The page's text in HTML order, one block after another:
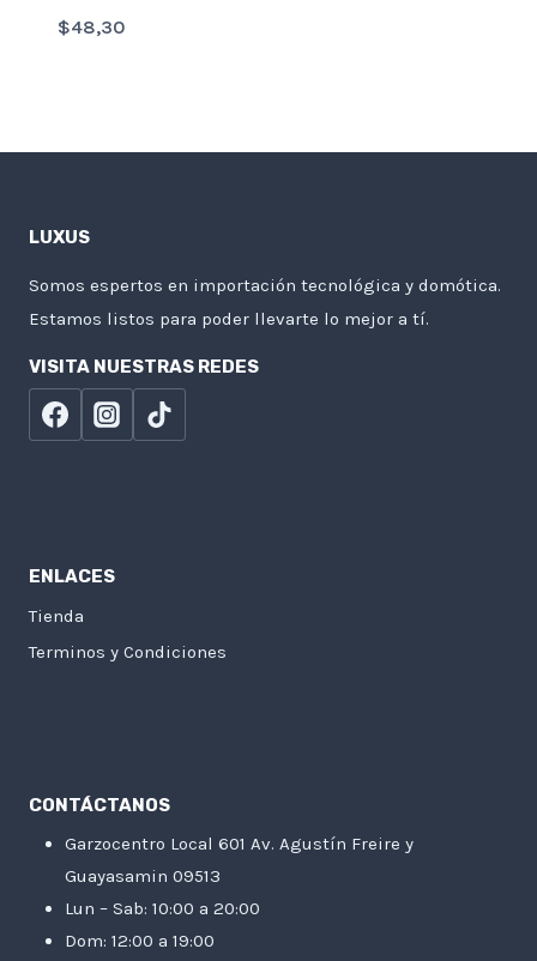
$48,30
LUXUS
Somos espertos en importación tecnológica y domótica.
Estamos listos para poder llevarte lo mejor a tí.
VISITA NUESTRAS REDES
ENLACES
Tienda
Terminos y Condiciones
CONTÁCTANOS
Garzocentro Local 601 Av. Agustín Freire y
Guayasamin 09513
Lun – Sab: 10:00 a 20:00
Dom: 12:00 a 19:00